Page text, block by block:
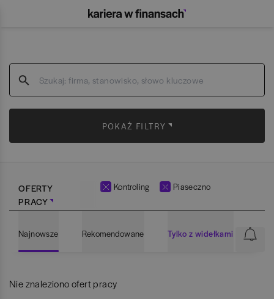
POKAŻ FILTRY
OFERTY
PRACY
Kontroling Piaseczno
Najnowsze Rekomendowane Tylko z widełkami
Nie znaleziono ofert pracy